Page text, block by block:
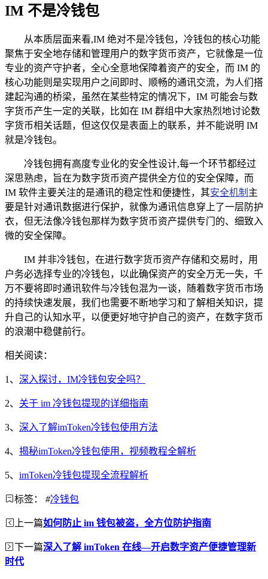
IM 不是冷钱包
从本质层面来看,IM 绝对不是冷钱包，冷钱包的核心功能
聚焦于安全地存储和管理用户的数字货币资产，它就像是一位
专业的资产守护者，全心全意地保障着资产的安全，而 IM 的
核心功能则是实现用户之间即时、顺畅的通讯交流，为人们搭
建起沟通的桥梁，虽然在某些特定的情况下，IM 可能会与数
字货币产生一定的关联，比如在 IM 群组中大家热烈地讨论数
字货币相关话题，但这仅仅是表面上的联系，并不能说明 IM
就是冷钱包。
冷钱包拥有高度专业化的安全性设计,每一个环节都经过
深思熟虑，旨在为数字货币资产提供全方位的安全保障，而
IM 软件主要关注的是通讯的稳定性和便捷性，其安全机制 主
要是针对通讯数据进行保护，就像为通讯信息穿上了一层防护
衣，但无法像冷钱包那样为数字货币资产提供专门的、细致入
微的安全保障。
IM 并非冷钱包，在进行数字货币资产存储和交易时，用
户务必选择专业的冷钱包，以此确保资产的安全万无一失，千
万不要将即时通讯软件与冷钱包混为一谈，随着数字货币市场
的持续快速发展，我们也需要不断地学习和了解相关知识，提
升自己的认知水平，以便更好地守护自己的资产，在数字货币
的浪潮中稳健前行。
相关阅读：
1、 深入探讨，IM冷钱包安全吗？
2、 关于 im 冷钱包提现的详细指南
3、 深入了解imToken冷钱包使用方法
4、 揭秘imToken冷钱包使用，视频教程全解析
5、 imToken冷钱包提现全流程解析
标签： #冷钱包
上一篇如何防止 im 钱包被盗，全方位防护指南
下一篇深入了解 imToken 在线—开启数字资产便捷管理新
时代